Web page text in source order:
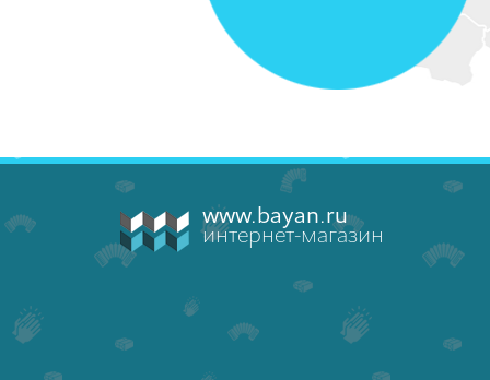
www.bayan.ru
интернет-магазин